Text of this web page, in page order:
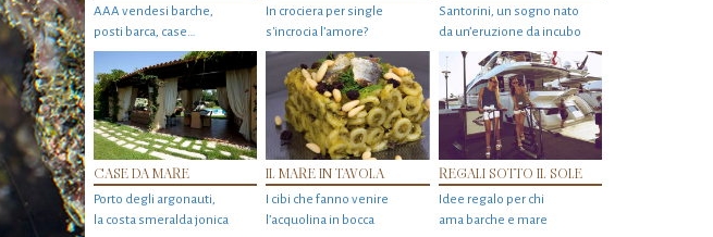
AAA vendesi barche,
posti barca, case…
In crociera per single
s'incrocia l’amore?
Santorini, un sogno nato
da un’eruzione da incubo
CASE DA MARE
Porto degli argonauti,
la costa smeralda jonica
IL MARE IN TAVOLA
I cibi che fanno venire
l’acquolina in bocca
REGALI SOTTO IL SOLE
Idee regalo per chi
ama barche e mare